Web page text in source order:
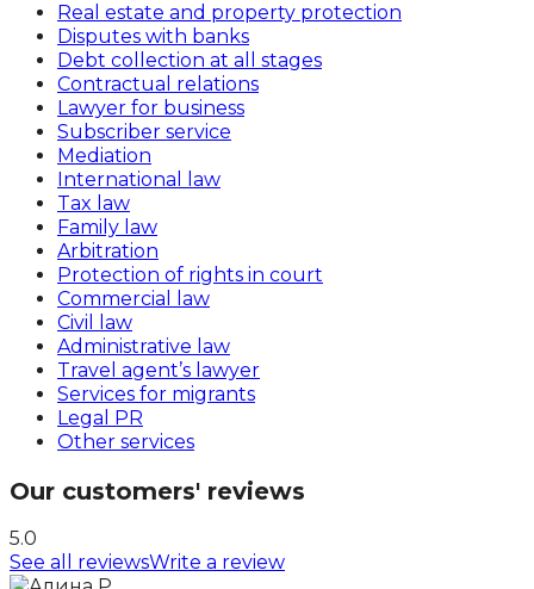
Real estate and property protection
Disputes with banks
Debt collection at all stages
Contractual relations
Lawyer for business
Subscriber service
Mediation
International law
Tax law
Family law
Arbitration
Protection of rights in court
Commercial law
Civil law
Administrative law
Travel agent’s lawyer
Services for migrants
Legal PR
Other services
Our customers' reviews
5.0
See all reviewsWrite a review